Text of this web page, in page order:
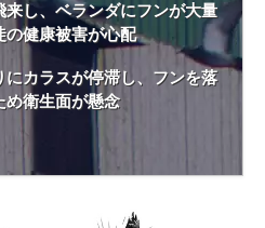
来し、ベランダにフンが大量
の健康被害が心配
にカラスが停滞し、フンを落
め衛生面が懸念